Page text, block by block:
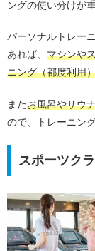
ングの使い分けが
パーソナルトレー
あれば、 マシンや
ニング（都度利用
またお風呂やサウ
ので、トレーニン
スポーツク